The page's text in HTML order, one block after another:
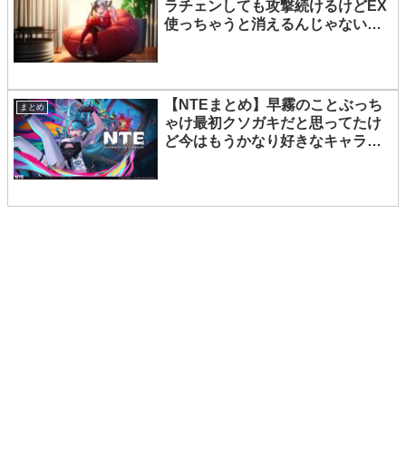
ラチェンしても攻撃続けるけどEX
使っちゃうと消えるんじゃないっ
まとめ
【NTEまとめ】早霧のことぶっち
ゃけ最初クソガキだと思ってたけ
ど今はもうかなり好きなキャラに